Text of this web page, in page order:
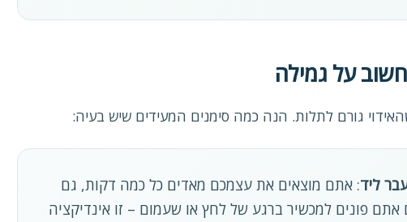
על גמילה
גורם לתלות. הנה כמה סימנים המעידים שיש בעיה:
ליד: אתם מוצאים את עצמכם מאדים כל כמה דקות, גם
פונים למכשיר ברגע של לחץ או שעמום – זו אינדיקציה